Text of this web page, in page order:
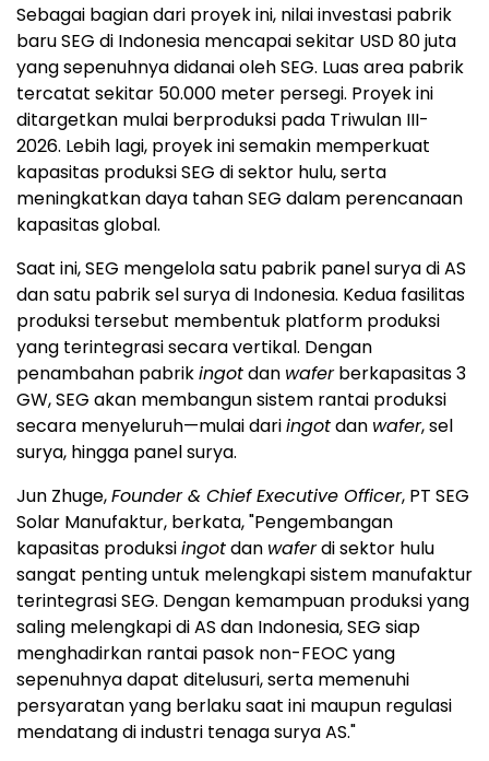
Sebagai bagian dari proyek ini, nilai investasi pabrik
baru SEG di Indonesia mencapai sekitar USD 80juta
yang sepenuhnya didanai oleh SEG. Luas area pabrik
tercatat sekitar 50.000 meter persegi. Proyek ini
ditargetkan mulai berproduksi pada Triwulan III-
2026. Lebih lagi, proyek ini semakin memperkuat
kapasitas produksi SEG di sektor hulu, serta
meningkatkan daya tahan SEG dalam perencanaan
kapasitas global.
Saat ini, SEG mengelola satu pabrik panel surya di AS
dan satu pabrik sel surya di Indonesia. Kedua fasilitas
produksi tersebut membentuk platform produksi
yang terintegrasi secara vertikal. Dengan
penambahan pabrikingotdan waferberkapasitas 3
GW, SEG akan membangun sistem rantai produksi
secara menyeluruh—mulai dariingotdan wafer, sel
surya, hingga panel surya.
Jun Zhuge,Founder & Chief Executive Officer, PT SEG
Solar Manufaktur, berkata, "Pengembangan
kapasitas produksiingotdan waferdi sektor hulu
sangat penting untuk melengkapi sistem manufaktur
terintegrasi SEG. Dengan kemampuan produksi yang
saling melengkapi di AS dan Indonesia, SEG siap
menghadirkan rantai pasok non-FEOC yang
sepenuhnya dapat ditelusuri, serta memenuhi
persyaratan yang berlaku saat ini maupun regulasi
mendatang di industri tenaga surya AS."